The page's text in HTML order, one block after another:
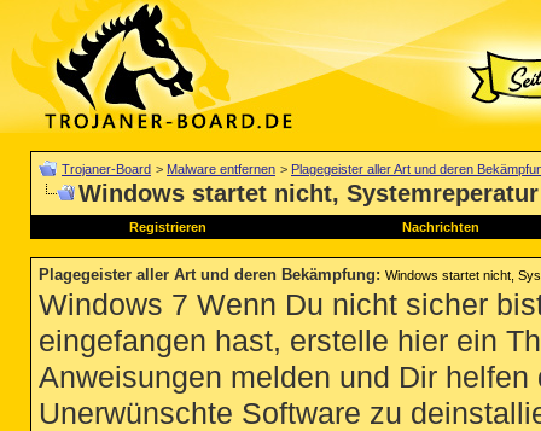
Trojaner-Board > Malware entfernen > Plagegeister aller Art und deren
Windows startet nicht,
Registrieren Nachrichten
Plagegeister aller Art und deren Bekämpfung: Windows startet nicht,
Windows 7 Wenn Du nicht sicher
eingefangen hast, erstelle hier ein
Anweisungen melden und Dir
Unerwünschte Software zu